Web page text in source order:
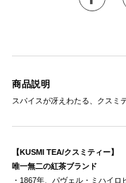
商品説明
スパイスが冴えわたる、クスミ
【KUSMI TEA/クスミティー】
唯一無二の紅茶ブランド
・1867年、パヴェル・ミハイ